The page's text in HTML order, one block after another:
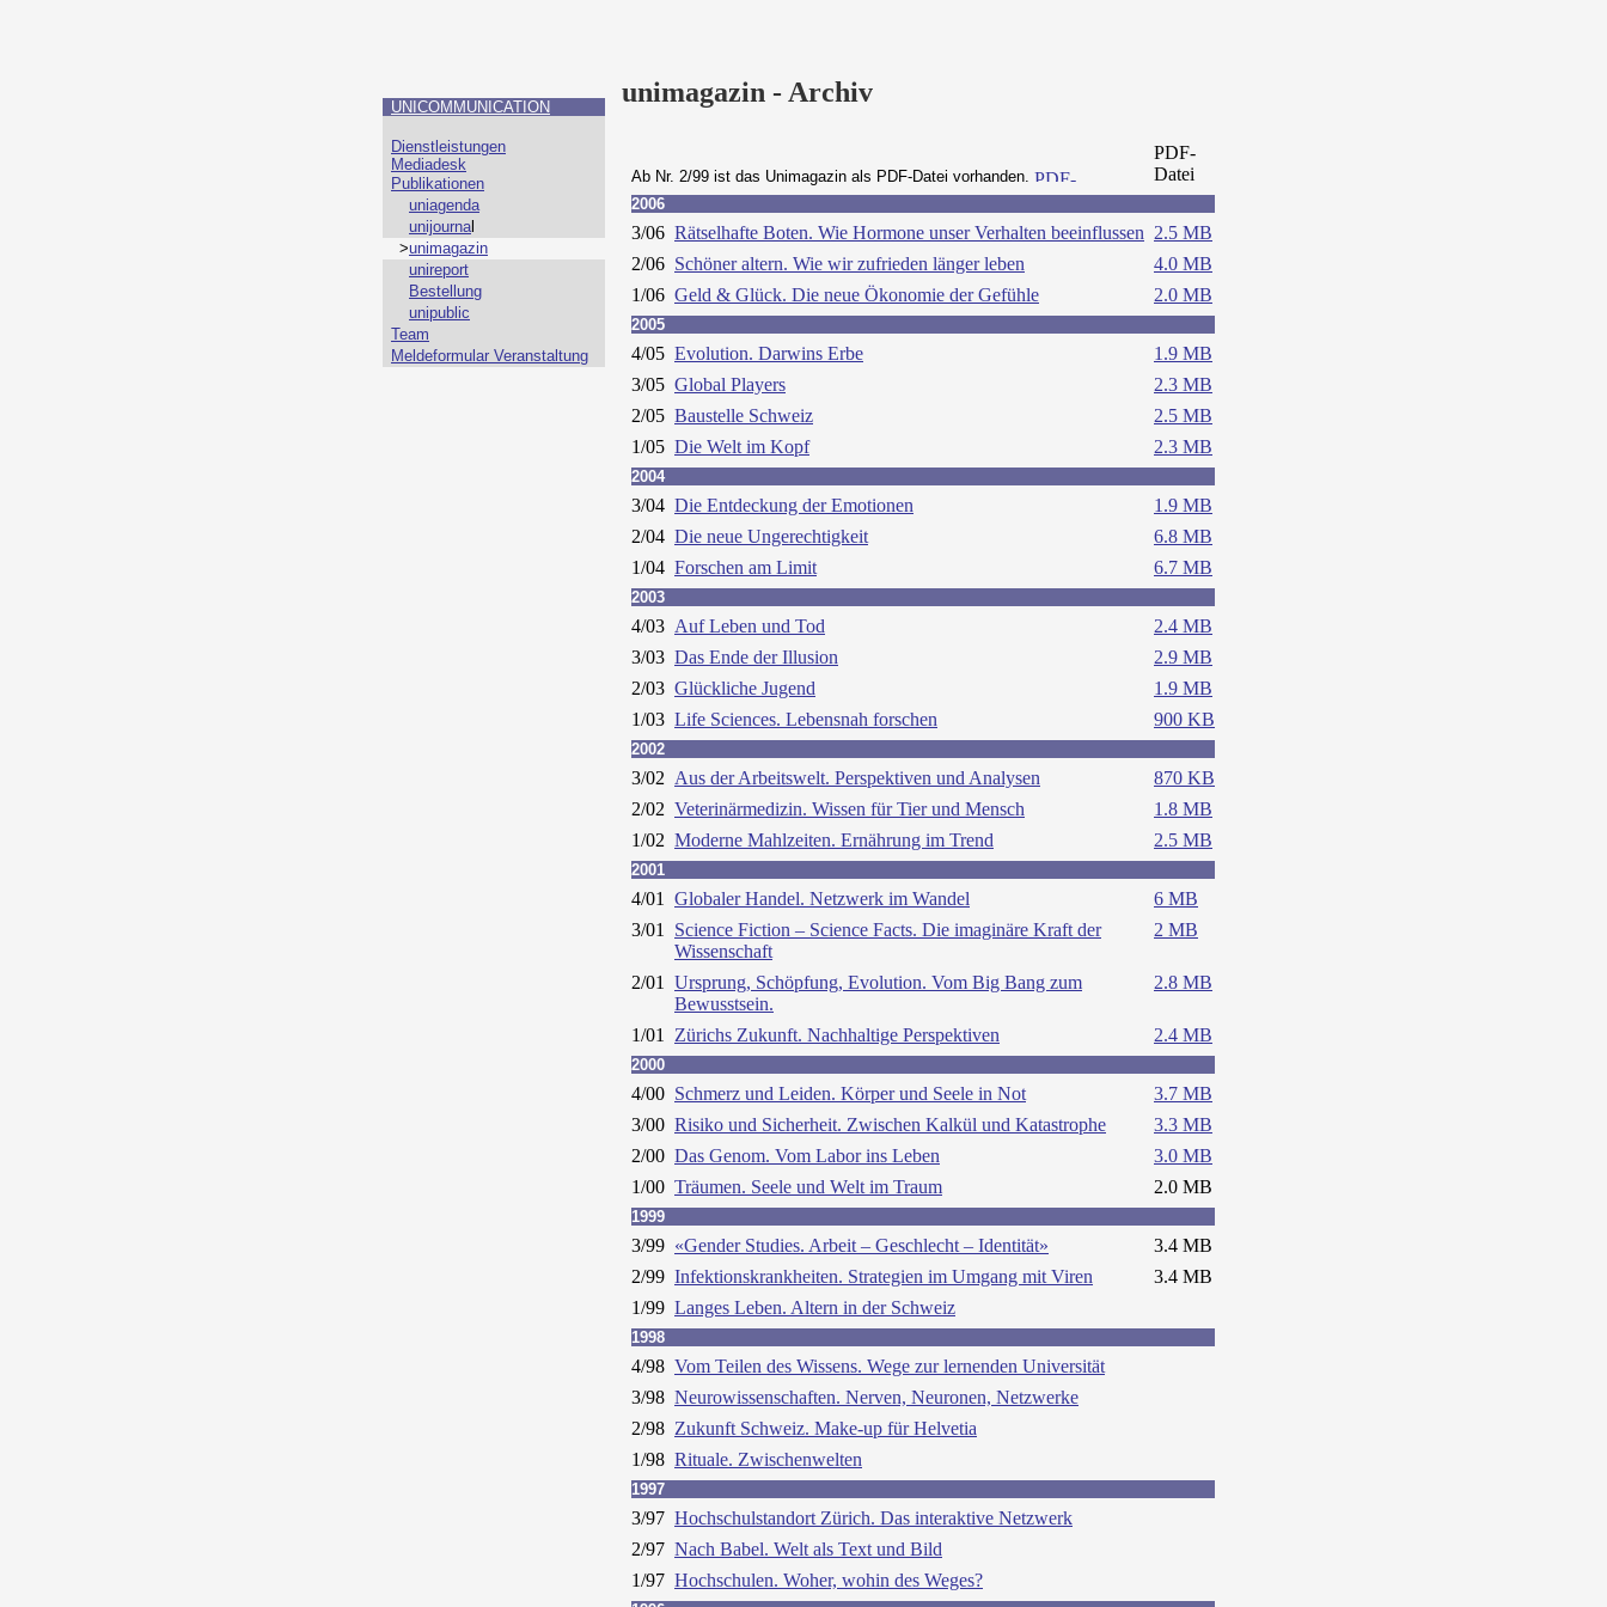
UNICOMMUNICATION
Dienstleistungen
Mediadesk
Publikationen
uniagenda
unijournal
>unimagazin
unireport
Bestellung
unipublic
Team
Meldeformular Veranstaltung
unimagazin - Archiv
Ab Nr. 2/99 ist das Unimagazin als PDF-Datei vorhanden.
PDF-
Datei
2006
3/06 Rätselhafte Boten. Wie Hormone unser Verhalten beeinflussen 2.5 MB
2/06 Schöner altern. Wie wir zufrieden länger leben
4.0 MB
1/06 Geld & Glück. Die neue Ökonomie der Gefühle 2.0 MB
2005
4/05 Evolution. Darwins Erbe
1.9 MB
3/05 Global Players
2.3 MB
2/05 Baustelle Schweiz
2.5 MB
1/05 Die Welt im Kopf 2.3 MB
2004
3/04 Die Entdeckung der Emotionen
1.9 MB
2/04 Die neue Ungerechtigkeit
6.8 MB
1/04 Forschen am Limit 6.7 MB
2003
4/03 Auf Leben und Tod
2.4 MB
3/03 Das Ende der Illusion
2.9 MB
2/03 Glückliche Jugend
1.9 MB
1/03 Life Sciences. Lebensnah forschen 900 KB
2002
3/02 Aus der Arbeitswelt. Perspektiven und Analysen
870 KB
2/02 Veterinärmedizin. Wissen für Tier und Mensch
1.8 MB
1/02 Moderne Mahlzeiten. Ernährung im Trend 2.5 MB
2001
4/01 Globaler Handel. Netzwerk im Wandel
6 MB
3/01
Science Fiction – Science Facts. Die imaginäre Kraft der
Wissenschaft
2 MB
2/01
Ursprung, Schöpfung, Evolution. Vom Big Bang zum
Bewusstsein.
2.8 MB
1/01 Zürichs Zukunft. Nachhaltige Perspektiven 2.4 MB
2000
4/00 Schmerz und Leiden. Körper und Seele in Not
3.7 MB
3/00 Risiko und Sicherheit. Zwischen Kalkül und Katastrophe
3.3 MB
2/00 Das Genom. Vom Labor ins Leben
3.0 MB
1/00 Träumen. Seele und Welt im Traum 2.0 MB
1999
3/99 «Gender Studies. Arbeit – Geschlecht – Identität»
3.4 MB
2/99 Infektionskrankheiten. Strategien im Umgang mit Viren
3.4 MB
1/99 Langes Leben. Altern in der Schweiz
1998
4/98 Vom Teilen des Wissens. Wege zur lernenden Universität
3/98 Neurowissenschaften. Nerven, Neuronen, Netzwerke
2/98 Zukunft Schweiz. Make-up für Helvetia
1/98 Rituale. Zwischenwelten
1997
3/97 Hochschulstandort Zürich. Das interaktive Netzwerk
2/97 Nach Babel. Welt als Text und Bild
1/97 Hochschulen. Woher, wohin des Weges?